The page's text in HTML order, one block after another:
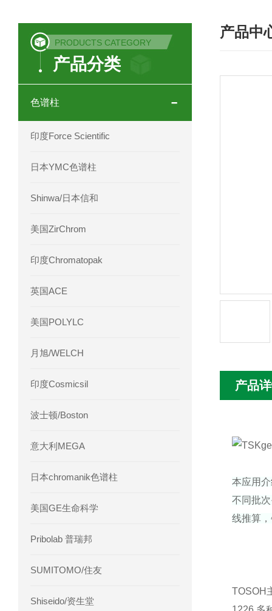
COSMOSIL 1.8PBr五溴苯基色谱柱
菟丝子 柠檬黄色谱柱
印度Force Scientific Rubitas色谱柱
PRODUCTS CATEGORY
产品分类
色谱柱
印度Force Scientific
日本YMC色谱柱
Shinwa/日本信和
美国ZirChrom
印度Chromatopak
英国ACE
美国POLYLC
月旭/WELCH
印度Cosmicsil
波士顿/Boston
意大利MEGA
日本chromanik色谱柱
美国GE生命科学
Pribolab 普瑞邦
SUMITOMO/住友
Shiseido/资生堂
产品中
产品
本应用
不同批
线推算
TOSOH